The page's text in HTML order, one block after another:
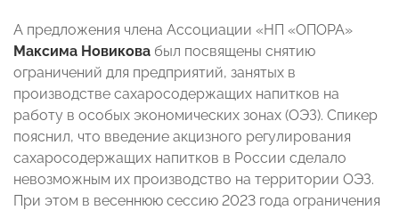
А предложения члена Ассоциации «НП «ОПОРА»
Максима Новикова был посвящены снятию
ограничений для предприятий, занятых в
производстве сахаросодержащих напитков на
работу в особых экономических зонах (ОЭЗ). Спикер
пояснил, что введение акцизного регулирования
сахаросодержащих напитков в России сделало
невозможным их производство на территории ОЭЗ.
При этом в весеннюю сессию 2023 года ограничения